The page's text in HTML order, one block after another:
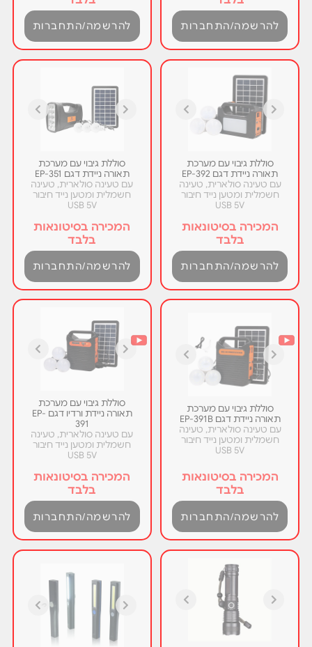
להרשמה/התחברות להרשמה/התחברות
סוללת גיבוי עם מערכת
תאורה ניידת דגם EP-392
עם טעינה סולארית, טעינה
חשמלית ומטען נייד חיבור
USB 5V
המכירה בסיטונאות
בלבד
להרשמה/התחברות
סוללת גיבוי עם מערכת
תאורה ניידת דגם EP-351
עם טעינה סולארית, טעינה
חשמלית ומטען נייד חיבור
USB 5V
המכירה בסיטונאות
בלבד
להרשמה/התחברות
סוללת גיבוי עם מערכת
תאורה ניידת דגם EP-391B
עם טעינה סולארית, טעינה
חשמלית ומטען נייד חיבור
USB 5V
המכירה בסיטונאות
בלבד
להרשמה/התחברות
סוללת גיבוי עם מערכת
תאורה ניידת ורדיו דגם EP-
391
עם טעינה סולארית, טעינה
חשמלית ומטען נייד חיבור
USB 5V
המכירה בסיטונאות
בלבד
להרשמה/התחברות